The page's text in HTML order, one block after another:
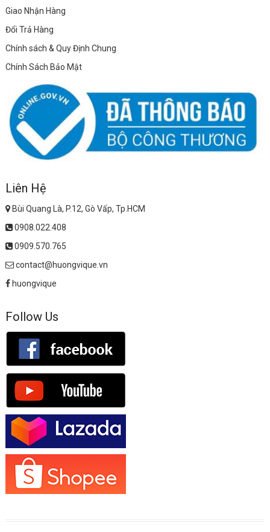
Giao Nhận Hàng
Đổi Trả Hàng
Chính sách & Quy Định Chung
Chính Sách Bảo Mật
Liên Hệ
Bùi Quang Là, P.12, Gò Vấp, Tp.HCM
0908.022.408
0909.570.765
contact@huongvique.vn
huongvique
Follow Us